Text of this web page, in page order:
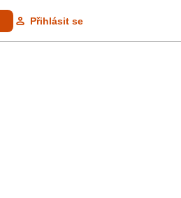
Přihlásit se